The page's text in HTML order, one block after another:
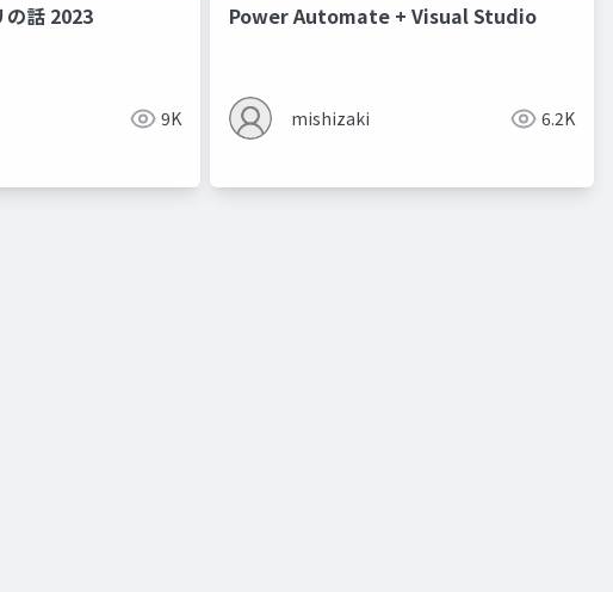
の話 2023
9K
Power Automate + Visual Studio
mishizaki 6.2K